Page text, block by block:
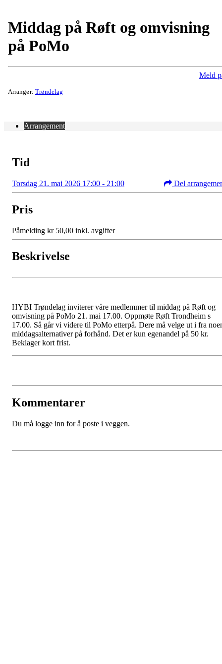
Middag på Røft og omvisning
på PoMo
Arrangør: Trøndelag
Meld
Arrangement
Tid
Torsdag 21. mai 2026 17:00 - 21:00 Del
Pris
Påmelding kr 50,00 inkl. avgifter
Beskrivelse
HYBI Trøndelag inviterer våre medlemmer til middag på Røft og
omvisning på PoMo 21. mai 17.00. Oppmøte Røft Trondheim s
17.00. Så går vi videre til PoMo etterpå. Dere må velge ut i fra
middagsalternativer på forhånd. Det er kun egenandel på 50 kr.
Beklager kort frist.
Kommentarer
Du må logge inn for å poste i veggen.